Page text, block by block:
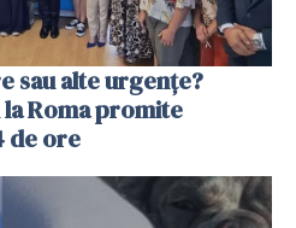
sau alte urgențe?
Roma promite
de ore